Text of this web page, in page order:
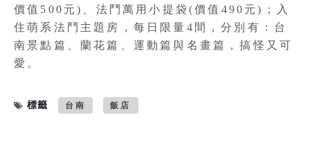
價值500元)、法鬥萬用小提袋(價值490元)；入
住萌系法鬥主題房，每日限量4間，分別有：台
南景點篇、蘭花篇、運動篇與名畫篇，搞怪又可
愛。
標籤 台南 飯店